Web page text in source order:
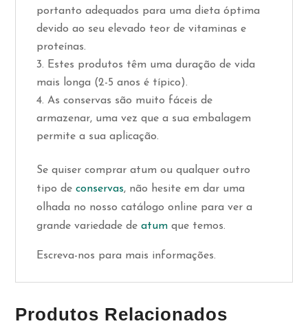
portanto adequados para uma dieta óptima
devido ao seu elevado teor de vitaminas e
proteínas.
Estes produtos têm uma duração de vida
mais longa (2-5 anos é típico).
As conservas são muito fáceis de
armazenar, uma vez que a sua embalagem
permite a sua aplicação.
Se quiser comprar atum ou qualquer outro
tipo deconservas, não hesite em dar uma
olhada no nosso catálogo online para ver a
grande variedade deatum que temos.
Escreva-nos para mais informações.
Produtos Relacionados